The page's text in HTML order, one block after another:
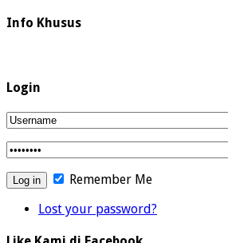
Info Khusus
Login
Remember Me
Lost your password?